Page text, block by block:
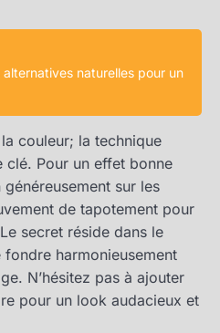
naturelles pour un
couleur; la technique
clé. Pour un effet bonne
sur les
de tapotement pour
secret réside dans le
harmonieusement
N’hésitez pas à ajouter
pour un look audacieux et